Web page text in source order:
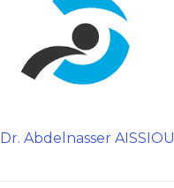
Dr. Abdelnasser AISSIOU